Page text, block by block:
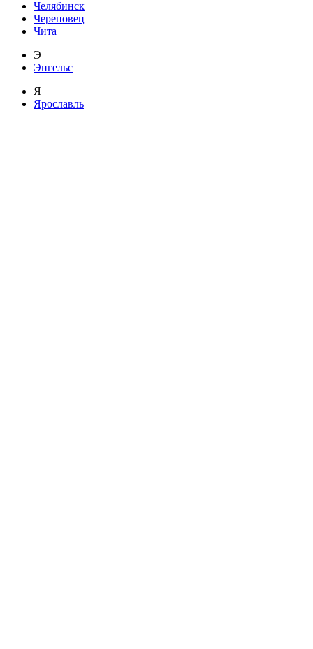
Челябинск
Череповец
Чита
Э
Энгельс
Я
Ярославль